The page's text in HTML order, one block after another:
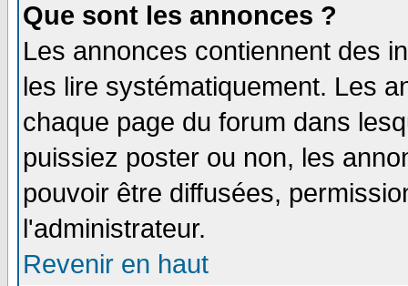
Que sont les annonces ?
Les annonces contiennent des
les lire systématiquement. Les
chaque page du forum dans
puissiez poster ou non, les
pouvoir être diffusées,
l'administrateur.
Revenir en haut